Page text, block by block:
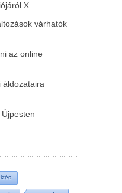
X.
várhatók
az online
áldozataira